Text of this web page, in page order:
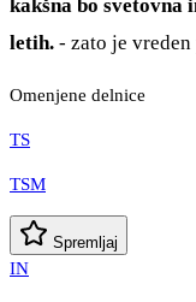
kakšna bo svetovna
letih. - zato je
Omenjene delnice
TS
TSM
Spremljaj
IN